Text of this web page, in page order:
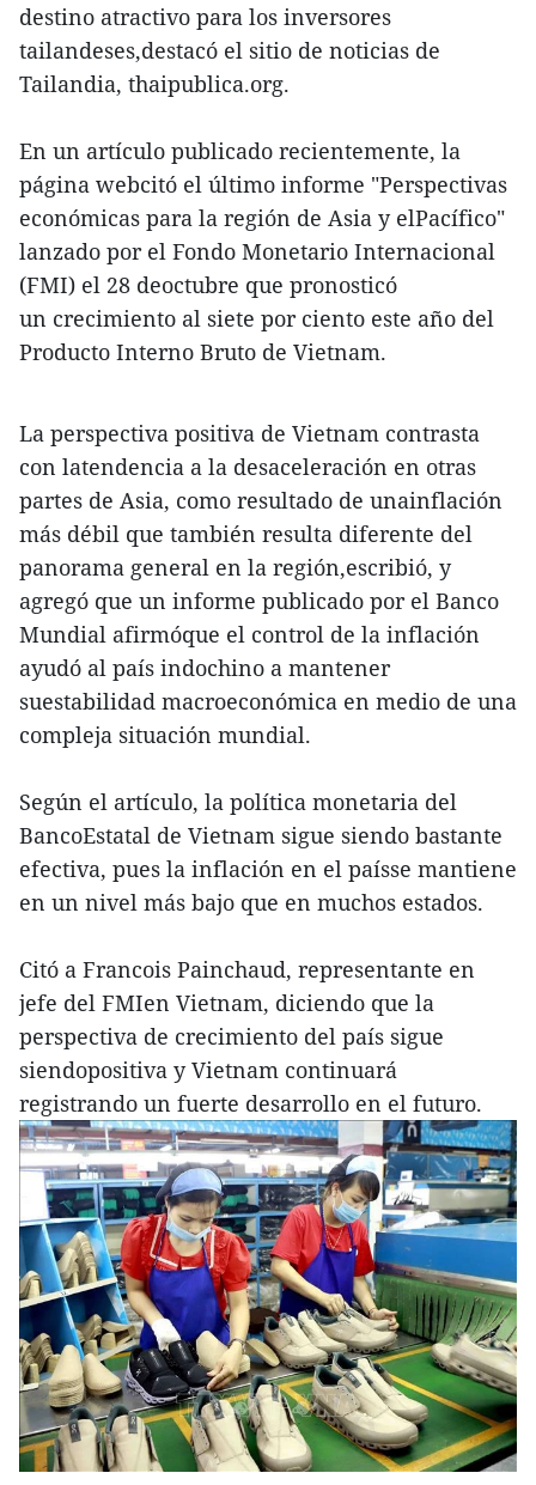
destino atractivo para los inversores
tailandeses,destacó el sitio de noticias de
Tailandia, thaipublica.org.
En un artículo publicado recientemente, la
página webcitó el último informe "Perspectivas
económicas para la región de Asia y elPacífico"
lanzado por el Fondo Monetario Internacional
(FMI) el 28 deoctubre que pronosticó
un crecimiento al siete por ciento este año del
Producto Interno Bruto de Vietnam.
La perspectiva positiva de Vietnam contrasta
con latendencia a la desaceleración en otras
partes de Asia, como resultado de unainflación
más débil que también resulta diferente del
panorama general en la región,escribió, y
agregó que un informe publicado por el Banco
Mundial afirmóque el control de la inflación
ayudó al país indochino a mantener
suestabilidad macroeconómica en medio de una
compleja situación mundial.
Según el artículo, la política monetaria del
BancoEstatal de Vietnam sigue siendo bastante
efectiva, pues la inflación en el paísse mantiene
en un nivel más bajo que en muchos estados.
Citó a Francois Painchaud, representante en
jefe del FMIen Vietnam, diciendo que la
perspectiva de crecimiento del país sigue
siendopositiva y Vietnam continuará
registrando un fuerte desarrollo en el futuro.